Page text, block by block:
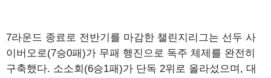
7라운드 종료로 전반기를 마감한 챌린지리그는 선두 사
이버오로(7승0패)가 무패 행진으로 독주 체제를 완전히
구축했다. 소소회(6승1패)가 단독 2위로 올라섰으며, 대